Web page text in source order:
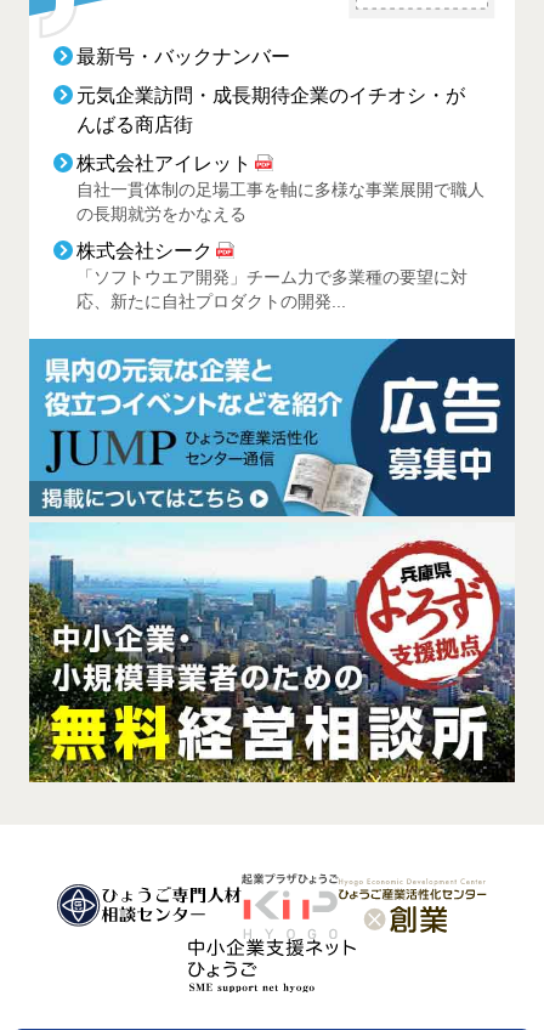
最新号・バックナンバー
元気企業訪問・成長期待企業のイチオシ・が
んばる商店街
株式会社アイレット
自社一貫体制の足場工事を軸に多様な事業展開で職人
の長期就労をかなえる
株式会社シーク
「ソフトウエア開発」チーム力で多業種の要望に対
応、新たに自社プロダクトの開発...